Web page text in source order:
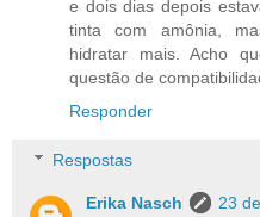
e dois dias depois
tinta com amônia,
hidratar mais. Acho
questão de
Responder
Respostas
Erika Nasch
23